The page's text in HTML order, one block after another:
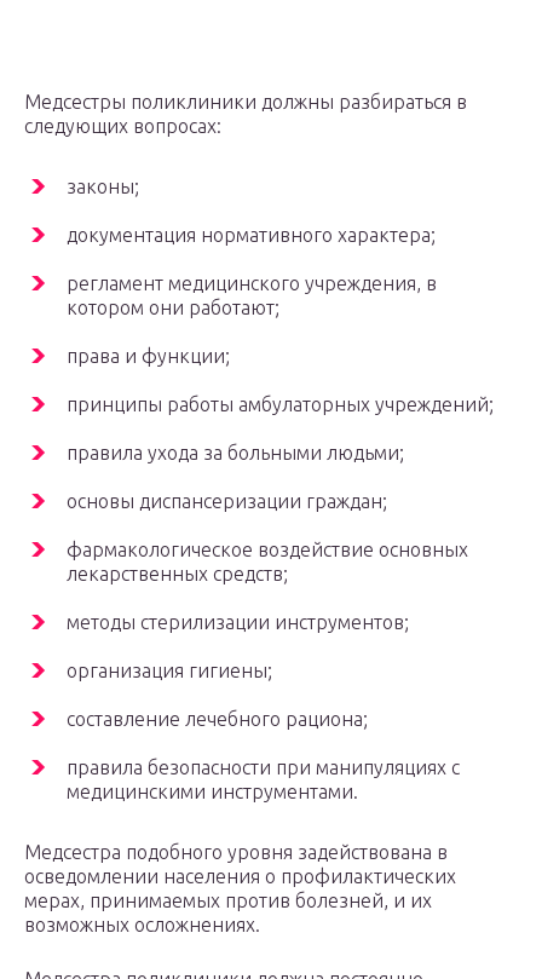
Медсестры поликлиники должны разбираться в
следующих вопросах:
законы;
документация нормативного характера;
регламент медицинского учреждения, в
котором они работают;
права и функции;
принципы работы амбулаторных учреждений;
правила ухода за больными людьми;
основы диспансеризации граждан;
фармакологическое воздействие основных
лекарственных средств;
методы стерилизации инструментов;
организация гигиены;
составление лечебного рациона;
правила безопасности при манипуляциях с
медицинскими инструментами.
Медсестра подобного уровня задействована в
осведомлении населения о профилактических
мерах, принимаемых против болезней, и их
возможных осложнениях.